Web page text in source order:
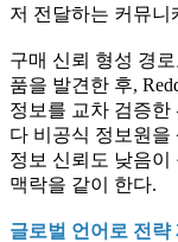
저 전달하는 커뮤니
구매 신뢰 형성 경
품을 발견한 후,
정보를 교차 검증한
다 비공식 정보원을
정보 신뢰도 낮음이
맥락을 같이 한다.
글로벌 언어로 전략